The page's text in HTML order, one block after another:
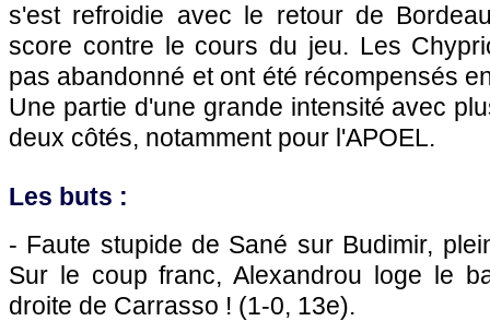
s'est refroidie avec le retour de
score contre le cours du jeu. Les
pas abandonné et ont été récompensés
Une partie d'une grande intensité avec
deux côtés, notamment pour l'APOEL.
Les buts :
- Faute stupide de Sané sur Budimir,
Sur le coup franc, Alexandrou loge le
droite de Carrasso ! (1-0, 13e).